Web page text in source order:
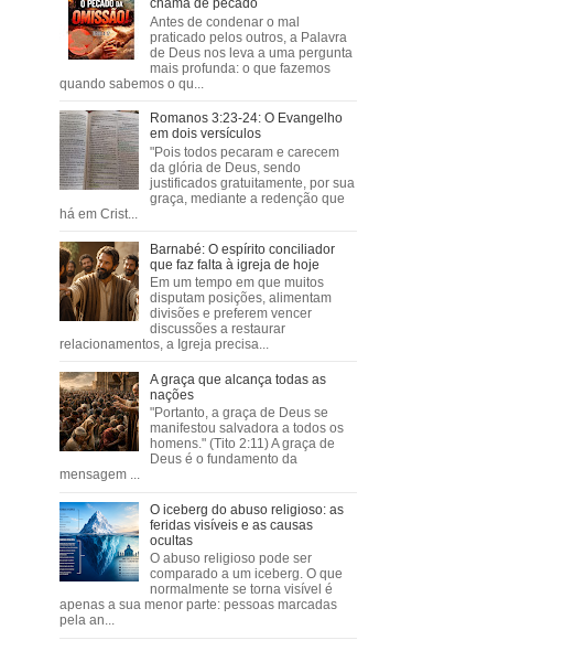
chama de pecado
Antes de condenar o mal
praticado pelos outros, a Palavra
de Deus nos leva a uma pergunta
mais profunda: o que fazemos
quando sabemos o qu...
Romanos 3:23-24: O Evangelho
em dois versículos
"Pois todos pecaram e carecem
da glória de Deus, sendo
justificados gratuitamente, por sua
graça, mediante a redenção que
há em Crist...
Barnabé: O espírito conciliador
que faz falta à igreja de hoje
Em um tempo em que muitos
disputam posições, alimentam
divisões e preferem vencer
discussões a restaurar
relacionamentos, a Igreja precisa...
A graça que alcança todas as
nações
"Portanto, a graça de Deus se
manifestou salvadora a todos os
homens." (Tito 2:11) A graça de
Deus é o fundamento da
mensagem ...
O iceberg do abuso religioso: as
feridas visíveis e as causas
ocultas
O abuso religioso pode ser
comparado a um iceberg. O que
normalmente se torna visível é
apenas a sua menor parte: pessoas marcadas
pela an...